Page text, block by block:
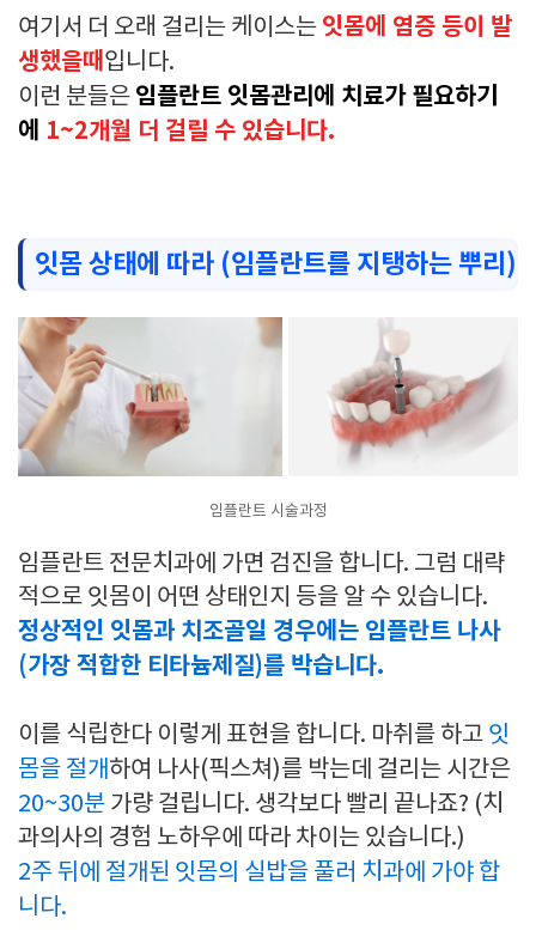
여기서 더 오래 걸리는 케이스는 잇몸에 염증 등이 발
생했을때 입니다.
이런 분들은 임플란트 잇몸관리에 치료가 필요하기
에 1~2개월 더 걸릴 수 있습니다.
잇몸 상태에 따라 (임플란트를 지탱하는 뿌리)
임플란트 시술과정
임플란트 전문치과에 가면 검진을 합니다. 그럼 대략
적으로 잇몸이 어떤 상태인지 등을 알 수 있습니다.
정상적인 잇몸과 치조골일 경우에는 임플란트 나사
(가장 적합한 티타늄제질)를 박습니다.
이를 식립한다 이렇게 표현을 합니다. 마취를 하고 잇
몸을 절개하여 나사(픽스쳐)를 박는데 걸리는 시간은
20~30분 가량 걸립니다. 생각보다 빨리 끝나죠? (치
과의사의 경험 노하우에 따라 차이는 있습니다.)
2주 뒤에 절개된 잇몸의 실밥을 풀러 치과에 가야 합
니다.